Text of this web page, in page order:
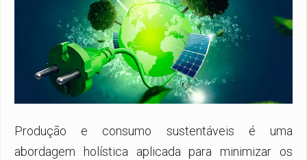
Produção e consumo sustentáveis é uma
abordagem holística aplicada para minimizar os